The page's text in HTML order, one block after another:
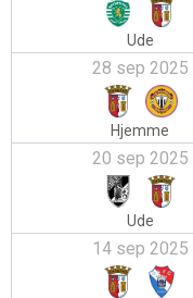
Ude
28 sep 2025
Hjemme
20 sep 2025
Ude
14 sep 2025